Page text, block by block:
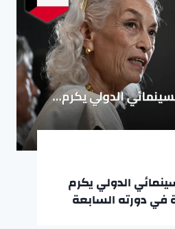
الدولي يكرم
في دورته السابعة